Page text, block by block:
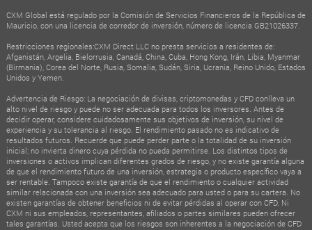
CXM Global está regulado por la Comisión de Servicios Financieros de la República de
Mauricio, con una licencia de corredor de inversión, número de licencia GB21026337.
Restricciones regionales:CXM Direct LLC no presta servicios a residentes de:
Afganistán, Argelia, Bielorrusia, Canadá, China, Cuba, Hong Kong, Irán, Libia, Myanmar
(Birmania), Corea del Norte, Rusia, Somalia, Sudán, Siria, Ucrania, Reino Unido, Estados
Unidos y Yemen.
Advertencia de Riesgo: La negociación de divisas, criptomonedas y CFD conlleva un
alto nivel de riesgo y puede no ser adecuada para todos los inversores. Antes de
decidir operar, considere cuidadosamente sus objetivos de inversión, su nivel de
experiencia y su tolerancia al riesgo. El rendimiento pasado no es indicativo de
resultados futuros. Recuerde que puede perder parte o la totalidad de su inversión
inicial; no invierta dinero cuya pérdida no pueda permitirse. Los distintos tipos de
inversiones o activos implican diferentes grados de riesgo, y no existe garantía alguna
de que el rendimiento futuro de una inversión, estrategia o producto específico vaya a
ser rentable. Tampoco existe garantía de que el rendimiento o cualquier actividad
similar relacionada con una inversión sea adecuado para usted o para su cartera. No
existen garantías de obtener beneficios ni de evitar pérdidas al operar con CFD. Ni
CXM ni sus empleados, representantes, afiliados o partes similares pueden ofrecer
tales garantías. Usted acepta que los riesgos son inherentes a la negociación de CFD